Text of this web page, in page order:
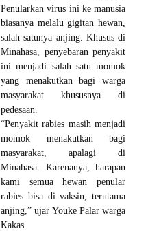
Penularkan virus ini ke manusia
biasanya melalu gigitan hewan,
salah satunya anjing. Khusus di
Minahasa, penyebaran penyakit
ini menjadi salah satu momok
yang menakutkan bagi warga
masyarakat khususnya di
pedesaan.
“Penyakit rabies masih menjadi
momok menakutkan bagi
masyarakat, apalagi di
Minahasa. Karenanya, harapan
kami semua hewan penular
rabies bisa di vaksin, terutama
anjing,” ujar Youke Palar warga
Kakas.